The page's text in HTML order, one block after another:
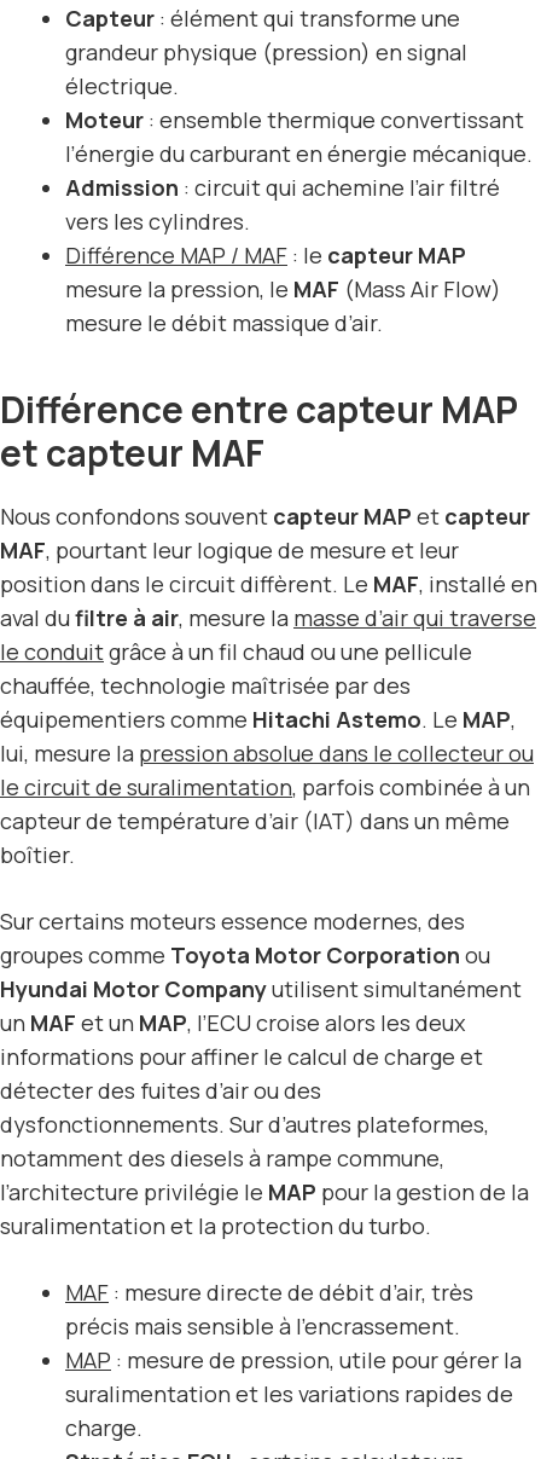
Capteur : élément qui transforme une
grandeur physique (pression) en signal
électrique.
Moteur : ensemble thermique convertissant
l’énergie du carburant en énergie mécanique.
Admission : circuit qui achemine l’air filtré
vers les cylindres.
Différence MAP / MAF : le capteur MAP
mesure la pression, le MAF (Mass Air Flow)
mesure le débit massique d’air.
Différence entre capteur MAP
et capteur MAF
Nous confondons souvent capteur MAP et capteur
MAF, pourtant leur logique de mesure et leur
position dans le circuit diffèrent. Le MAF, installé en
aval du filtre à air, mesure la masse d’air qui traverse
le conduitgrâce à un fil chaud ou une pellicule
chauffée, technologie maîtrisée par des
équipementiers comme Hitachi Astemo. Le MAP,
lui, mesure la pression absolue dans le collecteur ou
le circuit de suralimentation, parfois combinée à un
capteur de température d’air (IAT) dans un même
boîtier.
Sur certains moteurs essence modernes, des
groupes comme Toyota Motor Corporation ou
Hyundai Motor Companyutilisent simultanément
un MAF et un MAP, l’ECU croise alors les deux
informations pour affiner le calcul de charge et
détecter des fuites d’air ou des
dysfonctionnements. Sur d’autres plateformes,
notamment des diesels à rampe commune,
l’architecture privilégie le MAP pour la gestion de la
suralimentation et la protection du turbo.
MAF : mesure directe de débit d’air, très
précis mais sensible à l’encrassement.
MAP : mesure de pression, utile pour gérer la
suralimentation et les variations rapides de
charge.